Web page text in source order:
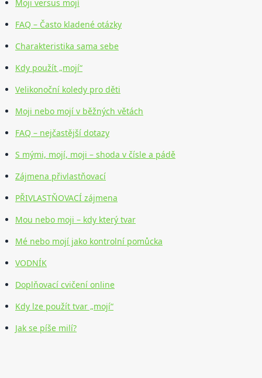
Moji versus mojí
FAQ – Často kladené otázky
Charakteristika sama sebe
Kdy použít „mojí“
Velikonoční koledy pro děti
Moji nebo mojí v běžných větách
FAQ – nejčastější dotazy
S mými, mojí, moji – shoda v čísle a pádě
Zájmena přivlastňovací
PŘIVLASTŇOVACÍ zájmena
Mou nebo moji – kdy který tvar
Mé nebo mojí jako kontrolní pomůcka
VODNÍK
Doplňovací cvičení online
Kdy lze použít tvar „mojí“
Jak se píše milí?